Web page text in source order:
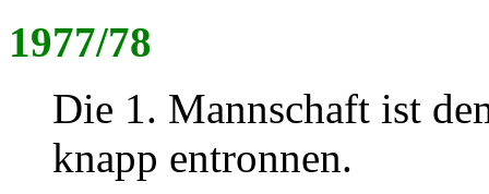
1977/78
Die 1. Mannschaft ist
knapp entronnen.